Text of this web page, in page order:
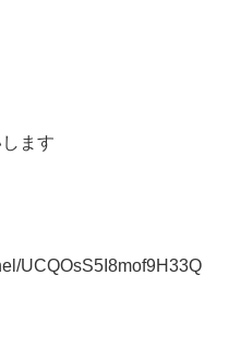
ます
UCQOsS5I8mof9H33Q